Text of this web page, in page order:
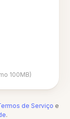
100MB)
de Serviço e
.